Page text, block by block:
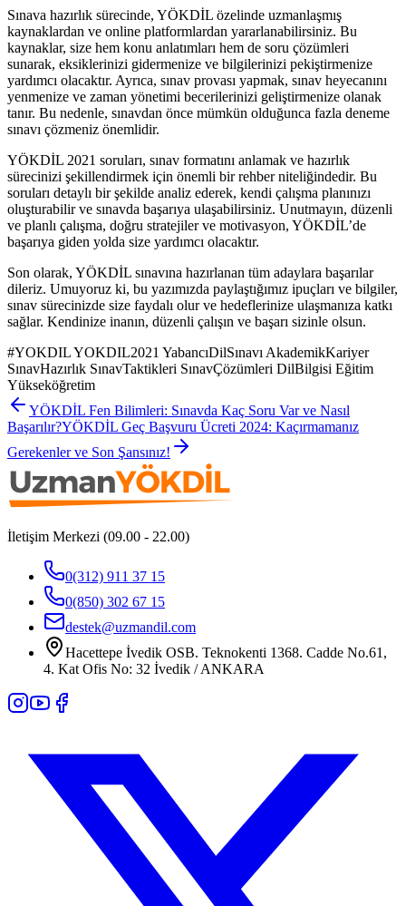
Sınava hazırlık sürecinde, YÖKDİL özelinde uzmanlaşmış
kaynaklardan ve online platformlardan yararlanabilirsiniz. Bu
kaynaklar, size hem konu anlatımları hem de soru çözümleri
sunarak, eksiklerinizi gidermenize ve bilgilerinizi pekiştirmenize
yardımcı olacaktır. Ayrıca, sınav provası yapmak, sınav heyecanını
yenmenize ve zaman yönetimi becerilerinizi geliştirmenize olanak
tanır. Bu nedenle, sınavdan önce mümkün olduğunca fazla deneme
sınavı çözmeniz önemlidir.
YÖKDİL 2021 soruları, sınav formatını anlamak ve hazırlık
sürecinizi şekillendirmek için önemli bir rehber niteliğindedir. Bu
soruları detaylı bir şekilde analiz ederek, kendi çalışma planınızı
oluşturabilir ve sınavda başarıya ulaşabilirsiniz. Unutmayın, düzenli
ve planlı çalışma, doğru stratejiler ve motivasyon, YÖKDİL’de
başarıya giden yolda size yardımcı olacaktır.
Son olarak, YÖKDİL sınavına hazırlanan tüm adaylara başarılar
dileriz. Umuyoruz ki, bu yazımızda paylaştığımız ipuçları ve bilgiler,
sınav sürecinizde size faydalı olur ve hedeflerinize ulaşmanıza katkı
sağlar. Kendinize inanın, düzenli çalışın ve başarı sizinle olsun.
#YOKDIL YOKDIL2021 YabancıDilSınavı AkademikKariyer
SınavHazırlık SınavTaktikleri SınavÇözümleri DilBilgisi Eğitim
Yükseköğretim
YÖKDİL Fen Bilimleri: Sınavda Kaç Soru Var ve Nasıl
Başarılır?YÖKDİL Geç Başvuru Ücreti 2024: Kaçırmamanız
Gerekenler ve Son Şansınız!
İletişim Merkezi (09.00 - 22.00)
0(312) 911 37 15
0(850) 302 67 15
destek@uzmandil.com
Hacettepe İvedik OSB. Teknokenti 1368. Cadde No.61,
4. Kat Ofis No: 32 İvedik / ANKARA